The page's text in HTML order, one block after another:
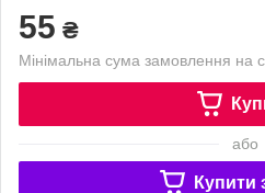
55 ₴
Мінімальна сума замовлення на
або
Купити